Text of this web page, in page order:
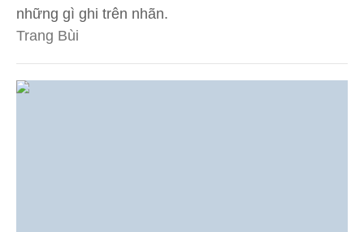
những gì ghi trên nhãn.
Trang Bùi